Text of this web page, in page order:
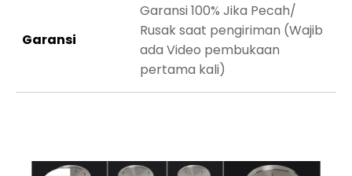
Garansi
Garansi 100% Jika Pecah/
Rusak saat pengiriman (Wajib
ada Video pembukaan
pertama kali)